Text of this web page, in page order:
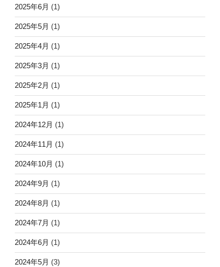
2025年6月 (1)
2025年5月 (1)
2025年4月 (1)
2025年3月 (1)
2025年2月 (1)
2025年1月 (1)
2024年12月 (1)
2024年11月 (1)
2024年10月 (1)
2024年9月 (1)
2024年8月 (1)
2024年7月 (1)
2024年6月 (1)
2024年5月 (3)